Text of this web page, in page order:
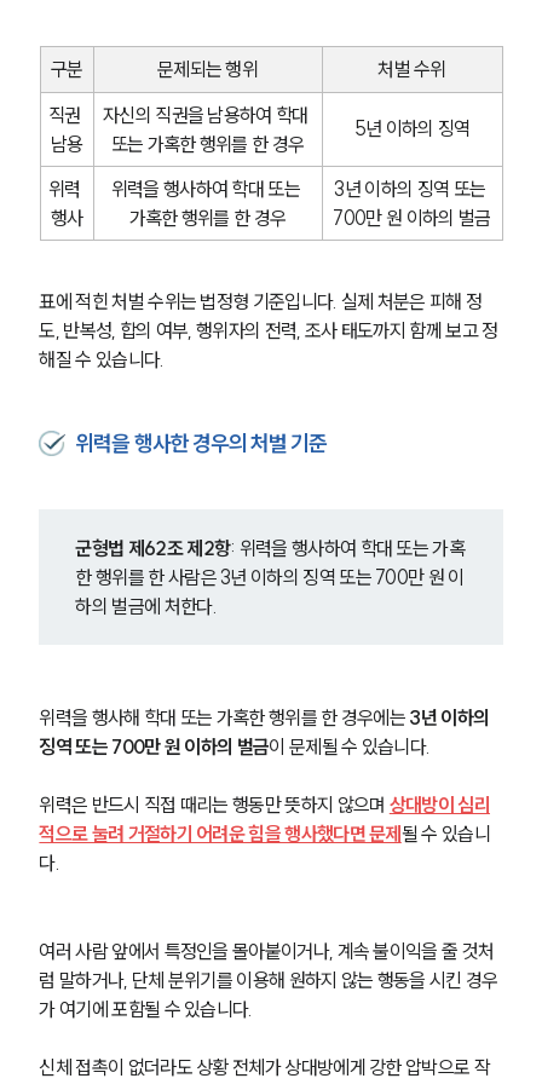
구분 문제되는 행위
처벌 수위
직권
남용
자신의 직권을 남용하여 학대
또는 가혹한 행위를 한 경우
5년 이하의 징역
위력
행사
위력을 행사하여 학대 또는
가혹한 행위를 한 경우
3년 이하의 징역 또는
700만 원 이하의 벌금
표에 적힌 처벌 수위는 법정형 기준입니다. 실제 처분은 피해 정
도, 반복성, 합의 여부, 행위자의 전력, 조사 태도까지 함께 보고 정
해질 수 있습니다.
위력을 행사한 경우의 처벌 기준
군형법 제62조 제2항: 위력을 행사하여 학대 또는 가혹
한 행위를 한 사람은 3년 이하의 징역 또는 700만 원 이
하의 벌금에 처한다.
위력을 행사해 학대 또는 가혹한 행위를 한 경우에는 3년 이하의
징역 또는 700만 원 이하의 벌금이 문제될 수 있습니다.
위력은 반드시 직접 때리는 행동만 뜻하지 않으며 상대방이 심리
적으로 눌려 거절하기 어려운 힘을 행사했다면 문제 될 수 있습니
다.
여러 사람 앞에서 특정인을 몰아붙이거나, 계속 불이익을 줄 것처
럼 말하거나, 단체 분위기를 이용해 원하지 않는 행동을 시킨 경우
가 여기에 포함될 수 있습니다.
신체 접촉이 없더라도 상황 전체가 상대방에게 강한 압박으로 작